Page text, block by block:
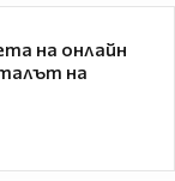
на онлайн
на